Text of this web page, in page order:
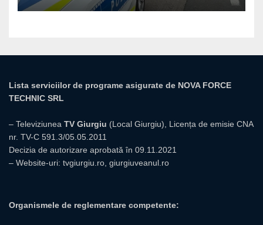
Lista serviciilor de programe asigurate de NOVA FORCE
TECHNIC SRL
– Televiziunea TV Giurgiu (Local Giurgiu), Licența de emisie CNA
nr. TV-C 591.3/05.05.2011
Decizia de autorizare aprobată în 09.11.2021
– Website-uri: tvgiurgiu.ro giurgiuveanul.ro
Organismele de reglementare competente: